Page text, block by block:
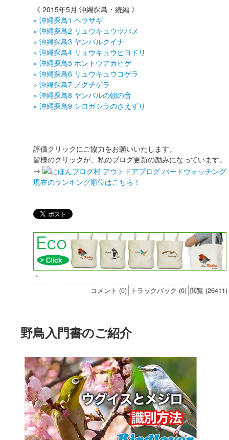
《 2015年5月 沖縄探鳥・続編 》
» 沖縄探鳥1 ヘラサギ
» 沖縄探鳥2 リュウキュウツバメ
» 沖縄探鳥3 ヤンバルクイナ
» 沖縄探鳥4 リュウキュウヒヨドリ
» 沖縄探鳥5 ホントウアカヒゲ
» 沖縄探鳥6 リュウキュウコゲラ
» 沖縄探鳥7 ノグチゲラ
» 沖縄探鳥8 ヤンバルの朝の音
» 沖縄探鳥9 シロガシラのさえずり
評価クリックにご協力をお願いいたします。
皆様のクリックが、私のブログ更新の励みになっています。
→
現在のランキング順位はこちら！
・
コメント (0) トラックバック (0) 閲覧 (26411)
野鳥入門書のご紹介